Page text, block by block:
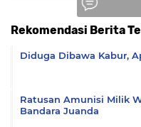
Rekomendasi Berita
Diduga Dibawa Kabur,
Ratusan Amunisi Milik
Bandara Juanda